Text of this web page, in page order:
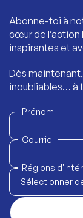
Abonne-toi à
cœur de
inspirantes et
Dès
inoubliables… à
Prénom
Courriel
Régions
Sélectionner